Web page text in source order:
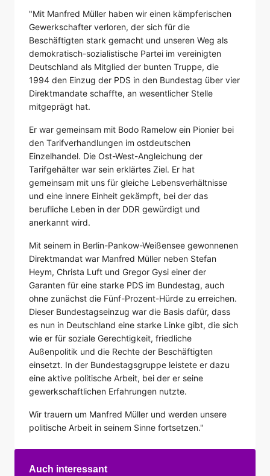
"Mit Manfred Müller haben wir einen kämpferischen
Gewerkschafter verloren, der sich für die
Beschäftigten stark gemacht und unseren Weg als
demokratisch-sozialistische Partei im vereinigten
Deutschland als Mitglied der bunten Truppe, die
1994 den Einzug der PDS in den Bundestag über vier
Direktmandate schaffte, an wesentlicher Stelle
mitgeprägt hat.
Er war gemeinsam mit Bodo Ramelow ein Pionier bei
den Tarifverhandlungen im ostdeutschen
Einzelhandel. Die Ost-West-Angleichung der
Tarifgehälter war sein erklärtes Ziel. Er hat
gemeinsam mit uns für gleiche Lebensverhältnisse
und eine innere Einheit gekämpft, bei der das
berufliche Leben in der DDR gewürdigt und
anerkannt wird.
Mit seinem in Berlin-Pankow-Weißensee gewonnenen
Direktmandat war Manfred Müller neben Stefan
Heym, Christa Luft und Gregor Gysi einer der
Garanten für eine starke PDS im Bundestag, auch
ohne zunächst die Fünf-Prozent-Hürde zu erreichen.
Dieser Bundestagseinzug war die Basis dafür, dass
es nun in Deutschland eine starke Linke gibt, die sich
wie er für soziale Gerechtigkeit, friedliche
Außenpolitik und die Rechte der Beschäftigten
einsetzt. In der Bundestagsgruppe leistete er dazu
eine aktive politische Arbeit, bei der er seine
gewerkschaftlichen Erfahrungen nutzte.
Wir trauern um Manfred Müller und werden unsere
politische Arbeit in seinem Sinne fortsetzen."
Auch interessant